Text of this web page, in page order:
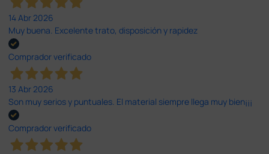
14 Abr 2026
Muy buena. Excelente trato, disposición y rapidez
Comprador verificado
13 Abr 2026
Son muy serios y puntuales. El material siempre llega muy bien¡¡¡
Comprador verificado